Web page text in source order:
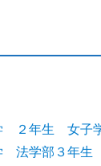
２年生 女子
法学部３年生